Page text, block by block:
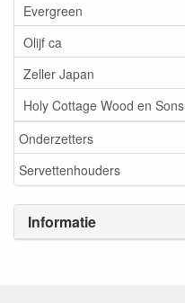
Evergreen
Olijf ca
Zeller Japan
Holy Cottage Wood en Sons
Onderzetters
Servettenhouders
Informatie